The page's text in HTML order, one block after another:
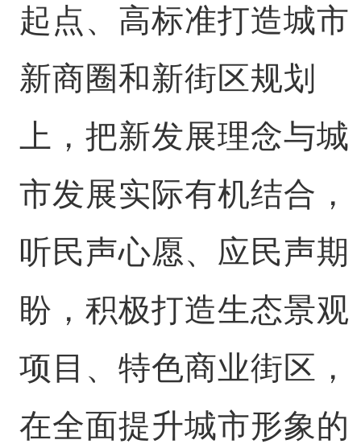
起点、高标准打造城市
新商圈和新街区规划
上，把新发展理念与城
市发展实际有机结合，
听民声心愿、应民声期
盼，积极打造生态景观
项目、特色商业街区，
在全面提升城市形象的